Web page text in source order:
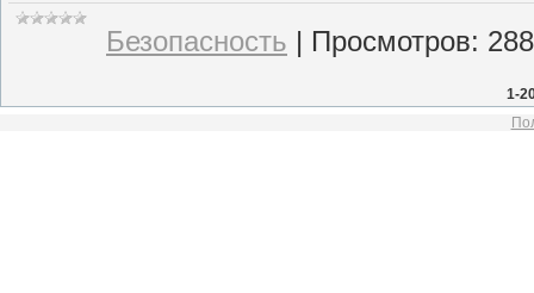
Безопасность | Просмотров: 288
1-